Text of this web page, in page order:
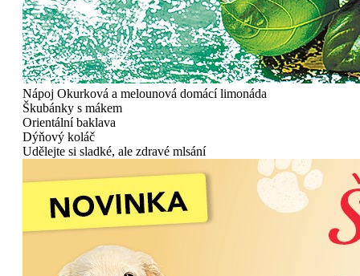
Nápoj Okurková a melounová domácí limonáda
Škubánky s mákem
Orientální baklava
Dýňový koláč
Udělejte si sladké, ale zdravé mlsání